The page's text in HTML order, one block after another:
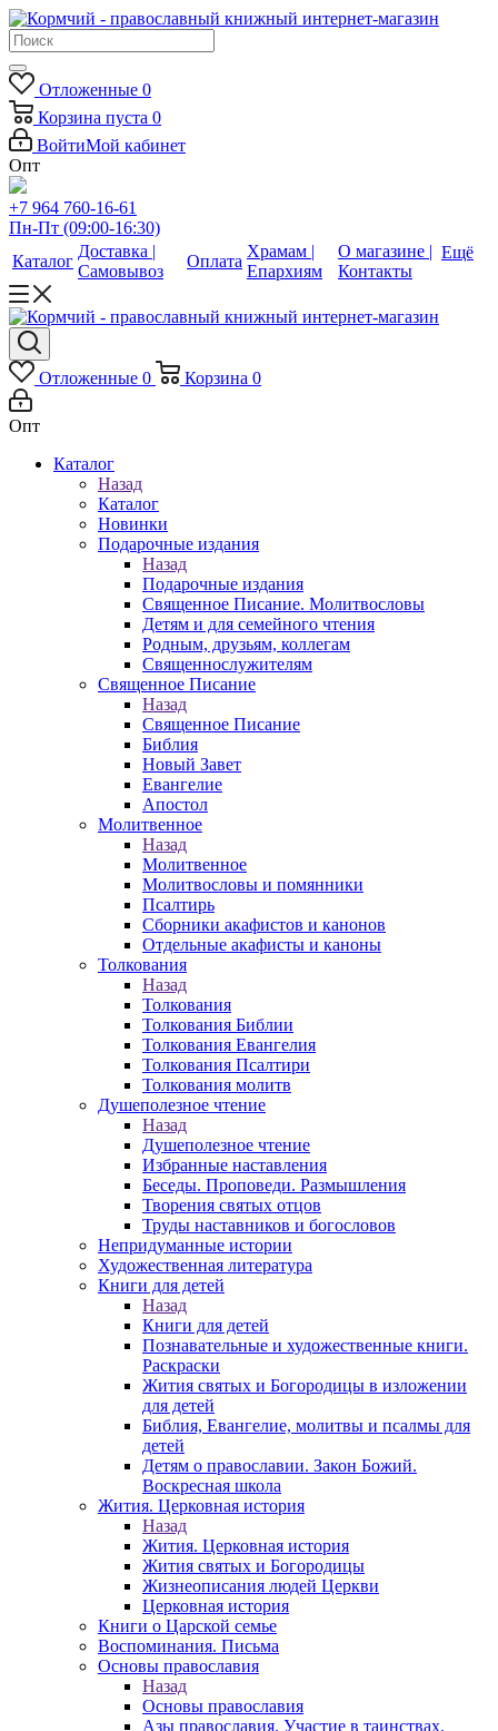
Отложенные 0
Корзина пуста 0
ВойтиМой кабинет
Опт
+7 964 760-16-61
Пн-Пт (09:00-16:30)
Каталог
Доставка |
Самовывоз
Оплата
Храмам |
Епархиям
О магазине |
Контакты
Ещё
Отложенные 0 Корзина 0
Опт
Каталог
Назад
Каталог
Новинки
Подарочные издания
Назад
Подарочные издания
Священное Писание. Молитвословы
Детям и для семейного чтения
Родным, друзьям, коллегам
Священнослужителям
Священное Писание
Назад
Священное Писание
Библия
Новый Завет
Евангелие
Апостол
Молитвенное
Назад
Молитвенное
Молитвословы и помянники
Псалтирь
Сборники акафистов и канонов
Отдельные акафисты и каноны
Толкования
Назад
Толкования
Толкования Библии
Толкования Евангелия
Толкования Псалтири
Толкования молитв
Душеполезное чтение
Назад
Душеполезное чтение
Избранные наставления
Беседы. Проповеди. Размышления
Творения святых отцов
Труды наставников и богословов
Непридуманные истории
Художественная литература
Книги для детей
Назад
Книги для детей
Познавательные и художественные книги.
Раскраски
Жития святых и Богородицы в изложении
для детей
Библия, Евангелие, молитвы и псалмы для
детей
Детям о православии. Закон Божий.
Воскресная школа
Жития. Церковная история
Назад
Жития. Церковная история
Жития святых и Богородицы
Жизнеописания людей Церкви
Церковная история
Книги о Царской семье
Воспоминания. Письма
Основы православия
Назад
Основы православия
Азы православия. Участие в таинствах.